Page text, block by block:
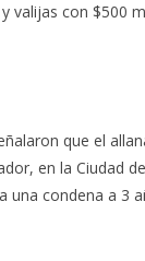
valijas con $500
que el
en la Ciudad
una condena a 3